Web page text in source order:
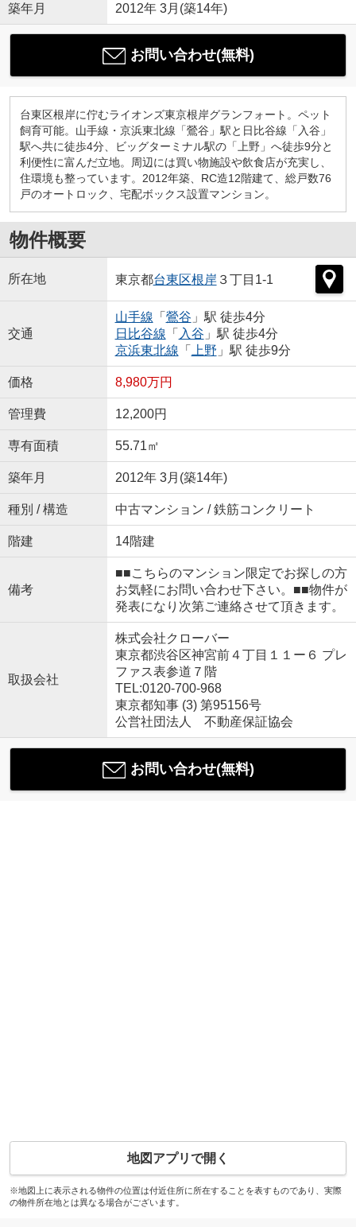
築年月 2012年 3月(築14年)
お問い合わせ(無料)
台東区根岸に佇むライオンズ東京根岸グランフォート。ペット
飼育可能。山手線・京浜東北線「鶯谷」駅と日比谷線「入谷」
駅へ共に徒歩4分、ビッグターミナル駅の「上野」へ徒歩9分と
利便性に富んだ立地。周辺には買い物施設や飲食店が充実し、
住環境も整っています。2012年築、RC造12階建て、総戸数76
戸のオートロック、宅配ボックス設置マンション。
物件概要
所在地 東京都台東区根岸 ３丁目1-1
交通
山手線 「 鶯谷 」駅 徒歩4分
日比谷線 「 入谷 」駅 徒歩4分
京浜東北線 「 上野 」駅 徒歩9分
価格 8,980万円
管理費 12,200円
専有面積 55.71㎡
築年月 2012年 3月(築14年)
種別 / 構造 中古マンション / 鉄筋コンクリート
階建 14階建
備考
■■こちらのマンション限定でお探しの方
お気軽にお問い合わせ下さい。■■物件が
発表になり次第ご連絡させて頂きます。
取扱会社
株式会社クローバー
東京都渋谷区神宮前４丁目１１ー６ プレ
ファス表参道７階
TEL:0120-700-968
東京都知事 (3) 第95156号
公営社団法人 不動産保証協会
お問い合わせ(無料)
地図アプリで開く
※地図上に表示される物件の位置は付近住所に所在することを表すものであり、実際
の物件所在地とは異なる場合がございます。